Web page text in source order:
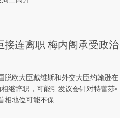
接连离职 梅内阁承受政治
脱欧大臣戴维斯和外交大臣约翰逊在
继辞职，可能引发议会针对特蕾莎•
相地位可能不保